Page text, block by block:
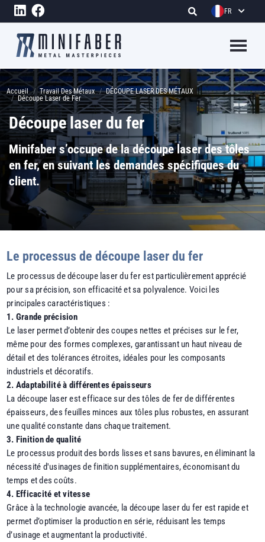
Aller au contenu principal FR
Fil d'Ariane
Accueil Travail Des Métaux
DÉCOUPE LASER DES MÉTAUX
Découpe Laser de Fer
Découpe laser du fer
Minifaber s’occupe de la découpe laser des tôles
en fer, en suivant les demandes spécifiques du
client.
Le processus de découpe laser du fer
Le processus de découpe laser du fer est particulièrement apprécié
pour sa précision, son efficacité et sa polyvalence. Voici les
principales caractéristiques :
1. Grande précision
Le laser permet d’obtenir des coupes nettes et précises sur le fer,
même pour des formes complexes, garantissant un haut niveau de
détail et des tolérances étroites, idéales pour les composants
industriels et décoratifs.
2. Adaptabilité à différentes épaisseurs
La découpe laser est efficace sur des tôles de fer de différentes
épaisseurs, des feuilles minces aux tôles plus robustes, en assurant
une qualité constante dans chaque traitement.
3. Finition de qualité
Le processus produit des bords lisses et sans bavures, en éliminant la
nécessité d'usinages de finition supplémentaires, économisant du
temps et des coûts.
4. Efficacité et vitesse
Grâce à la technologie avancée, la découpe laser du fer est rapide et
permet d’optimiser la production en série, réduisant les temps
d’usinage et augmentant la productivité.